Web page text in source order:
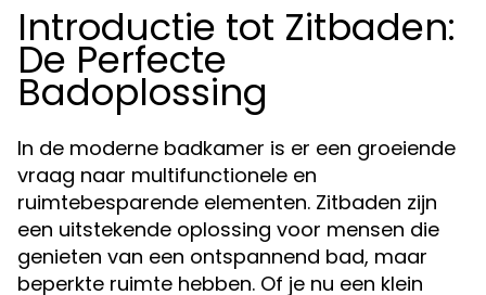
Introductie tot Zitbaden:
De Perfecte
Badoplossing
In de moderne badkamer is er een groeiende
vraag naar multifunctionele en
ruimtebesparende elementen. Zitbaden zijn
een uitstekende oplossing voor mensen die
genieten van een ontspannend bad, maar
beperkte ruimte hebben. Of je nu een klein